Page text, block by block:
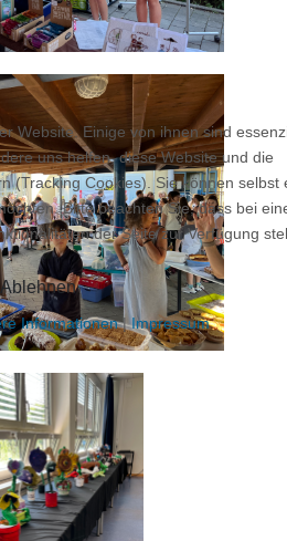
Website. Einige von ihnen sind
uns helfen, diese Website und die
(Tracking Cookies). Sie können selbst
Bitte beachten Sie, dass bei
der Seite zur Verfügung
Ablehnen
Informationen|Impressum